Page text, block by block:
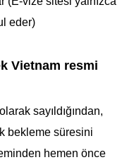
eder)
Vietnam resmi
sayıldığından,
bekleme süresini
hemen önce